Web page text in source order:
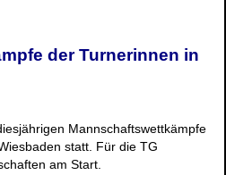
der Turnerinnen in
Mannschaftswettkämpfe
statt. Für die TG
am Start.